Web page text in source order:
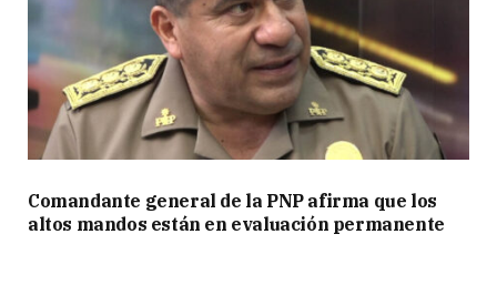
Comandante general de la PNP afirma que los
altos mandos están en evaluación permanente